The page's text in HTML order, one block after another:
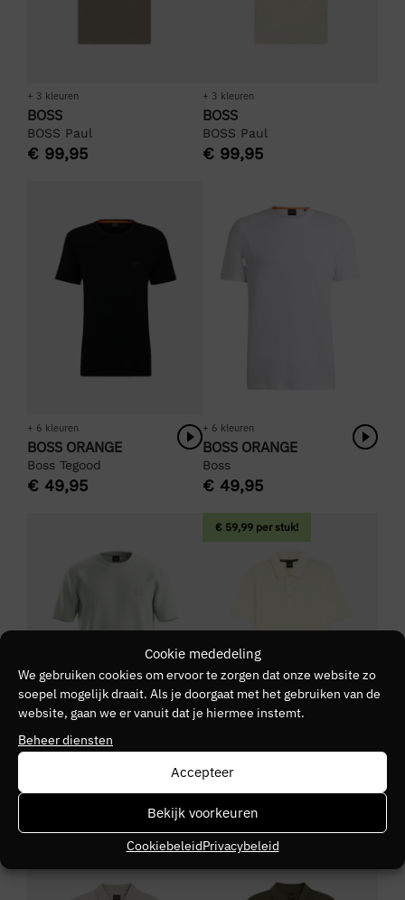
Cookie mededeling
We gebruiken cookies om ervoor te zorgen dat onze website zo
soepel mogelijk draait. Als je doorgaat met het gebruiken van de
website, gaan we er vanuit dat je hiermee instemt.
Beheer diensten
Accepteer
Bekijk voorkeuren
CookiebeleidPrivacybeleid
+ 3 kleuren
BOSS
BOSS Paul
€ 99,95
+ 3 kleuren
BOSS
BOSS Paul
€ 99,95
+ 6 kleuren
BOSS ORANGE
Boss Tegood
€ 49,95
+ 6 kleuren
BOSS ORANGE
Boss
€ 49,95
Boss Tales
€ 59,99 per stuk!
BOSS
BOSS Paddy
€99,95